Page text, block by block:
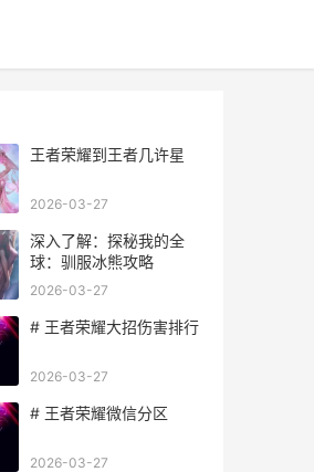
王者荣耀到王者几许星
2026-03-27
深入了解：探秘我的全
球：驯服冰熊攻略
2026-03-27
# 王者荣耀大招伤害排行
2026-03-27
# 王者荣耀微信分区
2026-03-27